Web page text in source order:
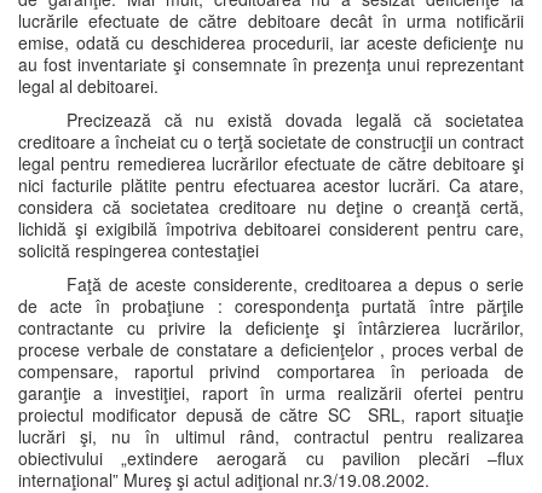
lucrările efectuate de către debitoare decât în urma notificării
emise, odată cu deschiderea procedurii, iar aceste deficienţe nu
au fost inventariate şi consemnate în prezenţa unui reprezentant
legal al debitoarei.
Precizează că nu există dovada legală că societatea
creditoare a încheiat cu o terţă societate de construcţii un contract
legal pentru remedierea lucrărilor efectuate de către debitoare şi
nici facturile plătite pentru efectuarea acestor lucrări. Ca atare,
considera că societatea creditoare nu deţine o creanţă certă,
lichidă şi exigibilă împotriva debitoarei considerent pentru care,
solicită respingerea contestaţiei
Faţă de aceste considerente, creditoarea a depus o serie
de acte în probaţiune : corespondenţa purtată între părţile
contractante cu privire la deficienţe şi întârzierea lucrărilor,
procese verbale de constatare a deficienţelor , proces verbal de
compensare, raportul privind comportarea în perioada de
garanţie a investiţiei, raport în urma realizării ofertei pentru
proiectul modificator depusă de către SC SRL, raport situaţie
lucrări şi, nu în ultimul rând, contractul pentru realizarea
obiectivului „extindere aerogară cu pavilion plecări –flux
internaţional” Mureş şi actul adiţional nr.3/19.08.2002.